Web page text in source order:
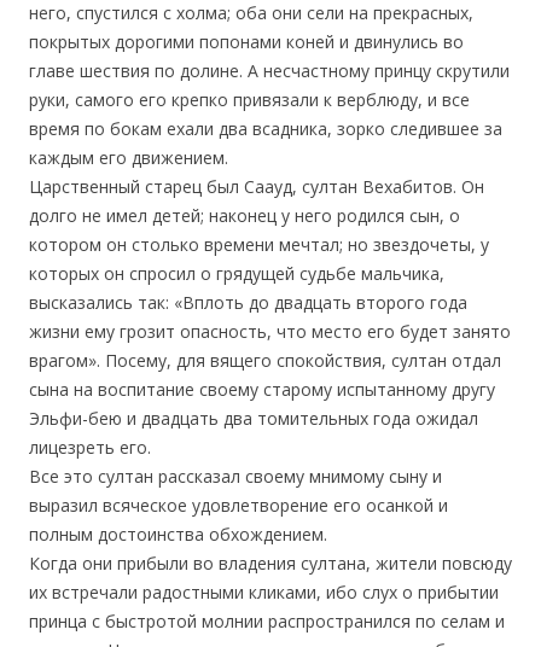
него, спустился с холма; оба они сели на прекрасных,
покрытых дорогими попонами коней и двинулись во
главе шествия по долине. А несчастному принцу скрутили
руки, самого его крепко привязали к верблюду, и все
время по бокам ехали два всадника, зорко следившее за
каждым его движением.
Царственный старец был Саауд, султан Вехабитов. Он
долго не имел детей; наконец у него родился сын, о
котором он столько времени мечтал; но звездочеты, у
которых он спросил о грядущей судьбе мальчика,
высказались так: «Вплоть до двадцать второго года
жизни ему грозит опасность, что место его будет занято
врагом». Посему, для вящего спокойствия, султан отдал
сына на воспитание своему старому испытанному другу
Эльфи-бею и двадцать два томительных года ожидал
лицезреть его.
Все это султан рассказал своему мнимому сыну и
выразил всяческое удовлетворение его осанкой и
полным достоинства обхождением.
Когда они прибыли во владения султана, жители повсюду
их встречали радостными кликами, ибо слух о прибытии
принца с быстротой молнии распространился по селам и